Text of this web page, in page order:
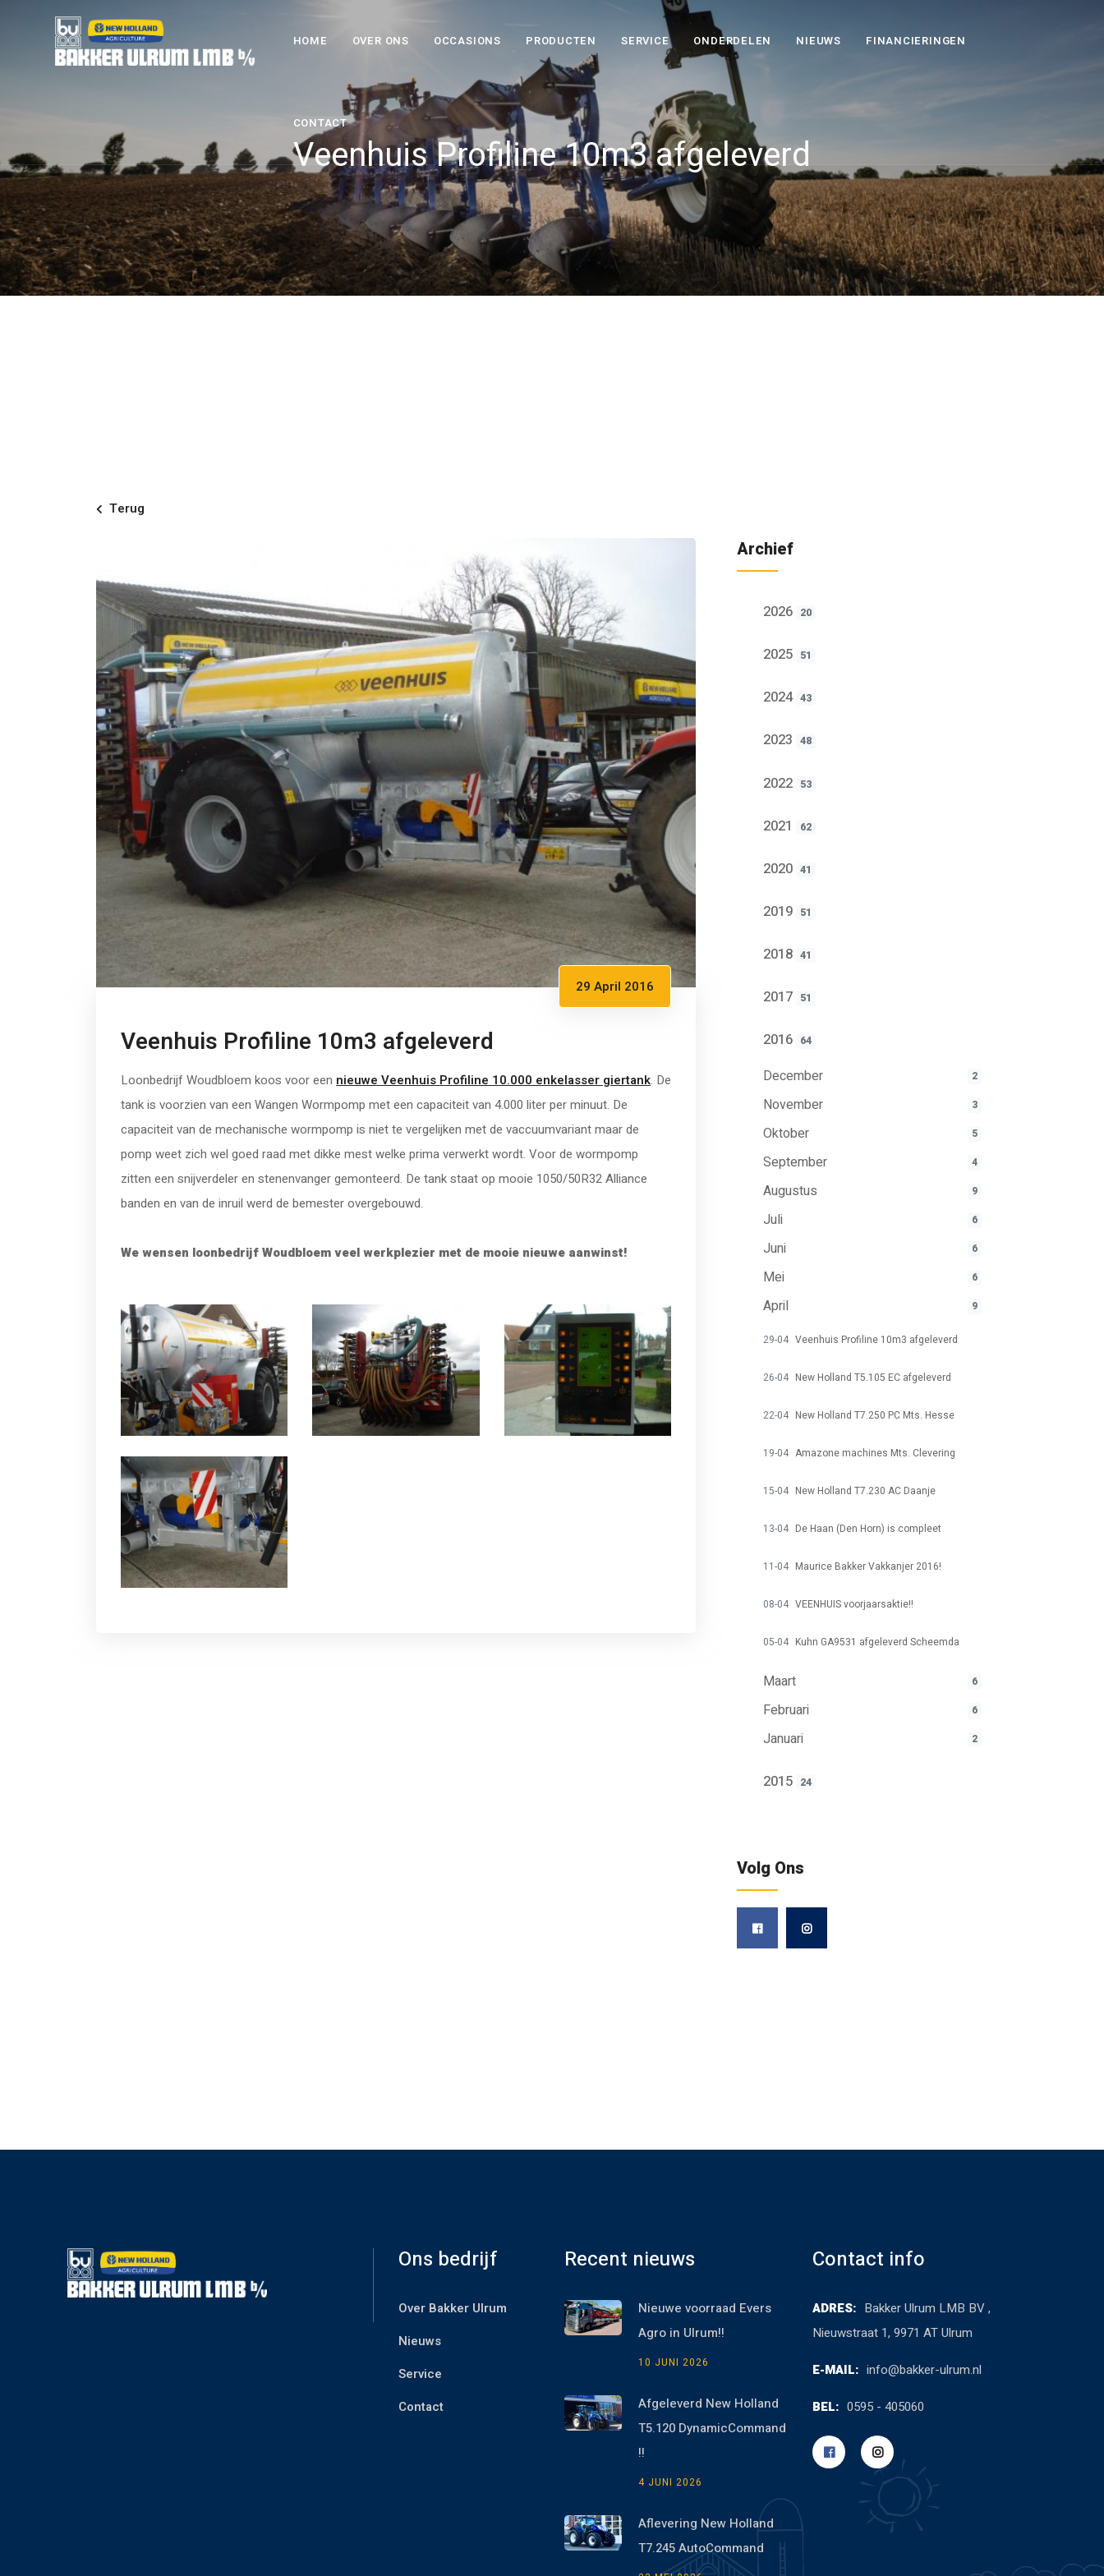
HOME OVER ONS OCCASIONS PRODUCTEN SERVICE ONDERDELEN NIEUWS FINANCIERINGEN
CONTACT
Veenhuis Profiline 10m3 afgeleverd
Terug
29 April 2016
Veenhuis Profiline 10m3 afgeleverd
Loonbedrijf Woudbloem koos voor een nieuwe Veenhuis Profiline 10.000 enkelasser giertank. De
tank is voorzien van een Wangen Wormpomp met een capaciteit van 4.000 liter per minuut. De
capaciteit van de mechanische wormpomp is niet te vergelijken met de vaccuumvariant maar de
pomp weet zich wel goed raad met dikke mest welke prima verwerkt wordt. Voor de wormpomp
zitten een snijverdeler en stenenvanger gemonteerd. De tank staat op mooie 1050/50R32 Alliance
banden en van de inruil werd de bemester overgebouwd.
We wensen loonbedrijf Woudbloem veel werkplezier met de mooie nieuwe aanwinst!
Archief
2026 20
2025 51
2024 43
2023 48
2022 53
2021 62
2020 41
2019 51
2018 41
2017 51
2016 64
December 2
November 3
Oktober 5
September 4
Augustus 9
Juli 6
Juni 6
Mei 6
April 9
29-04 Veenhuis Profiline 10m3 afgeleverd
26-04 New Holland T5.105 EC afgeleverd
22-04 New Holland T7.250 PC Mts. Hesse
19-04 Amazone machines Mts. Clevering
15-04 New Holland T7.230 AC Daanje
13-04 De Haan (Den Horn) is compleet
11-04 Maurice Bakker Vakkanjer 2016!
08-04 VEENHUIS voorjaarsaktie!!
05-04 Kuhn GA9531 afgeleverd Scheemda
Maart 6
Februari 6
Januari 2
2015 24
Volg Ons
Ons bedrijf
Over Bakker Ulrum
Nieuws
Service
Contact
Recent nieuws
Nieuwe voorraad Evers
Agro in Ulrum!!
10 JUNI 2026
Afgeleverd New Holland
T5.120 DynamicCommand
!!
4 JUNI 2026
Aflevering New Holland
T7.245 AutoCommand
Contact info
ADRES: Bakker Ulrum LMB BV ,
Nieuwstraat 1, 9971 AT Ulrum
E-MAIL: info@bakker-ulrum.nl
BEL: 0595 - 405060